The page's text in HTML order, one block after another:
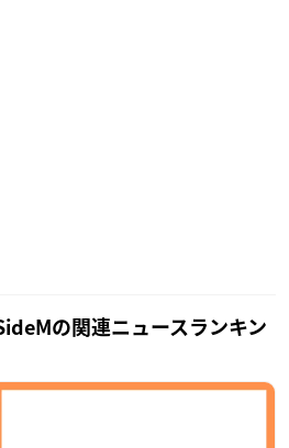
の関連ニュースランキン